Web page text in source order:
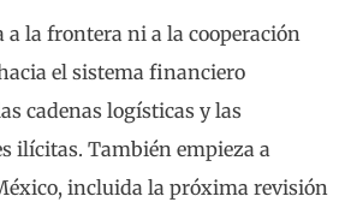
a la frontera ni a la cooperación
el sistema financiero
cadenas logísticas y las
ilícitas. También empieza a
incluida la próxima revisión